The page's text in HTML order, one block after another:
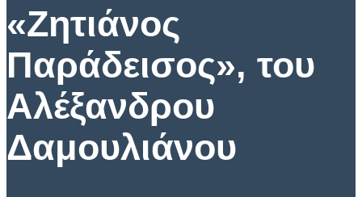
«Ζητιάνος
Παράδεισος», του
Αλέξανδρου
Δαμουλιάνου